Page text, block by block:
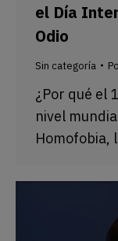
el Día
Odio
Sin categoría
¿Por qué el
nivel
Homofobia,